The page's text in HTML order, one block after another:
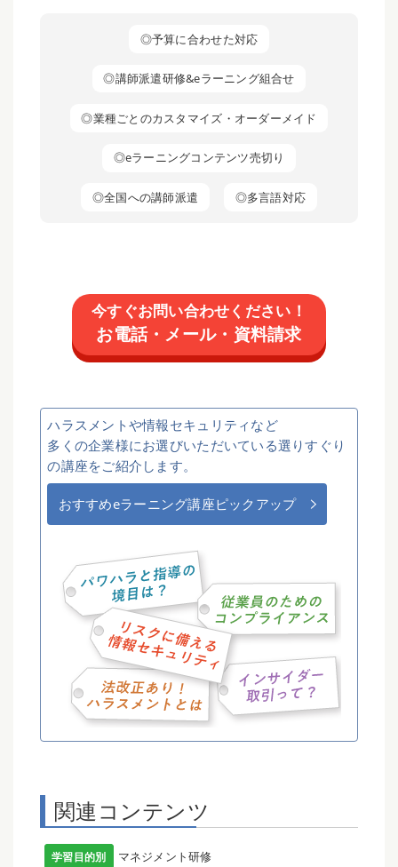
◎予算に合わせた対応
◎講師派遣研修&eラーニング組合せ
◎業種ごとのカスタマイズ・オーダーメイド
◎eラーニングコンテンツ売切り
◎全国への講師派遣 ◎多言語対応
今すぐお問い合わせください！
お電話・メール・資料請求
ハラスメントや情報セキュリティなど
多くの企業様にお選びいただいている選りすぐり
の講座をご紹介します。
おすすめeラーニング講座ピックアップ
関連コンテンツ
学習目的別 マネジメント研修